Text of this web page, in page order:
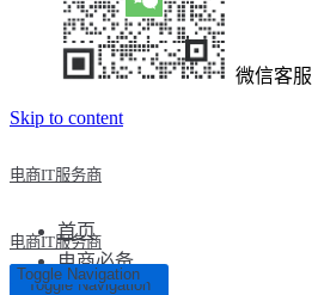
微信客服
Skip to content
电商IT服务商
首页
电商必备
电商IT服务商
Toggle Navigation
Toggle Navigation